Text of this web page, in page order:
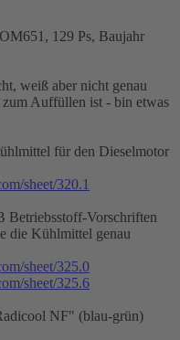
129 Ps, Baujahr
weiß aber nicht genau
Auffüllen ist - bin etwas
für den Dieselmotor
sheet/320.1
Betriebsstoff-Vorschriften
die Kühlmittel genau
sheet/325.0
sheet/325.6
NF" (blau-grün)